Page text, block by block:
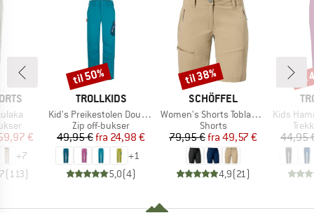
pris
€
+7
(113)
MÆRKE
TROLLKIDS
Artikel
Kid's Preikestolen Double Zip-Off Pants
Produktgruppe
Zip off-bukser
Pris
49,95 € Nedsat pris
fra 24,98 €
+1
5,0(4)
Rabat
til 50%
MÆRKE
SCHÖFFEL
Artikel
Women's Shorts Toblach2
Produktgruppe
Shorts
Pris
79,95 € Nedsat pris
fra 49,57 €
4,9(21 )
Rabat
til 38%
Artikel
Kids
44,95